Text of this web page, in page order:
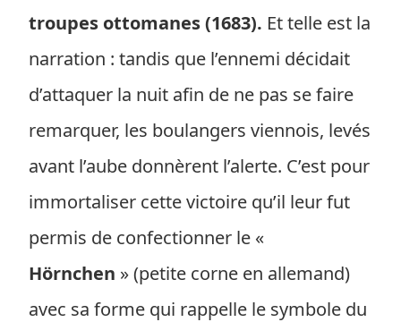
troupes ottomanes (1683). Et telle est la
narration : tandis que l’ennemi décidait
d’attaquer la nuit afin de ne pas se faire
remarquer, les boulangers viennois, levés
avant l’aube donnèrent l’alerte. C’est pour
immortaliser cette victoire qu’il leur fut
permis de confectionner le «
Hörnchen » (petite corne en allemand)
avec sa forme qui rappelle le symbole du